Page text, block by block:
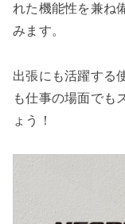
れた機能性を兼ね
みます。
出張にも活躍する
も仕事の場面でも
ょう！